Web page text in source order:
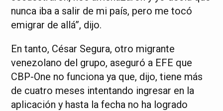
nunca iba a salir de mi país, pero me tocó
emigrar de allá”, dijo.
En tanto, César Segura, otro migrante
venezolano del grupo, aseguró a EFE que
CBP-One no funciona ya que, dijo, tiene más
de cuatro meses intentando ingresar en la
aplicación y hasta la fecha no ha logrado